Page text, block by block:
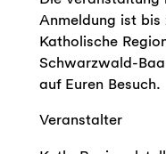
Anmeldung ist
Katholische
Schwarzwald-
auf Euren Besuch.
Veranstalter